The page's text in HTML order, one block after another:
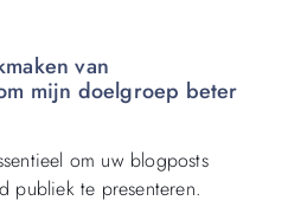
van
mijn doelgroep beter
om uw blogposts
publiek te presenteren.